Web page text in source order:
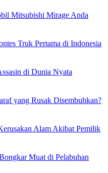
Mitsubishi Mirage Anda
Truk Pertama di Indonesia
di Dunia Nyata
yang Rusak Disembuhkan?
Alam Akibat Pemilik
Muat di Pelabuhan